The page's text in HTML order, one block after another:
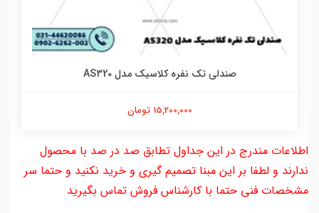
صندلی تک نفره کلاسیک مدل AS320
15,200,000 تومان
اطلاعات مندرج در این جداول تطابق صد در صد با محصول
ندارند و لطفا بر این مبنا تصمیم گیری و خرید نکنید و حتما سر
مشخصات فنی حتما با کارشناس فروش تماس بگیرید